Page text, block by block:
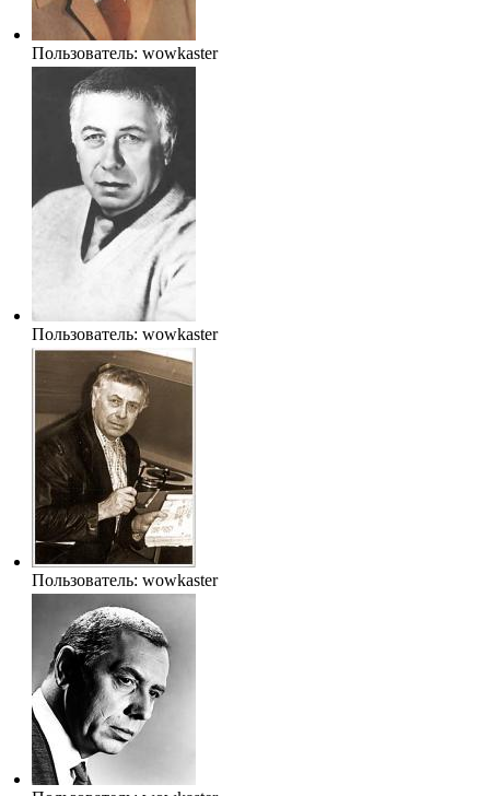
Пользователь: wowkaster
Пользователь: wowkaster
Пользователь: wowkaster